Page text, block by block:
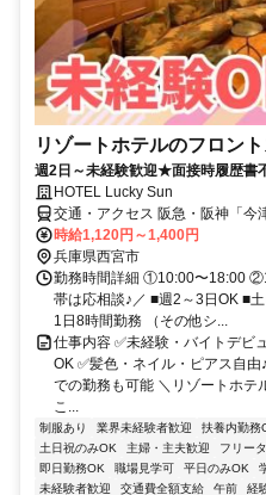
リゾートホテルのフロン
週2日～未経験歓迎★面接時履歴書
HOTEL Lucky Sun
交通・アクセス 阪急・阪神「今
川駅」から徒歩8分
時給1,120円～1,400円
兵庫県西宮市
勤務時間詳細 ①10:00〜18:00
帯は応相談♪／ ■週2～3日OK ■
1日8時間勤務 （その他シ...
仕事内容 ✅未経験・バイトデビ
OK ✅髪色・ネイル・ピアス自
での勤務も可能 ＼リゾートホテ
こ...
制服あり 業界未経験者歓迎 扶養内勤務
土日祝のみOK
主婦・主夫歓迎 フリー
即日勤務OK
職場見学可 平日のみOK
未経験者歓迎
交通費全額支給 午前 経